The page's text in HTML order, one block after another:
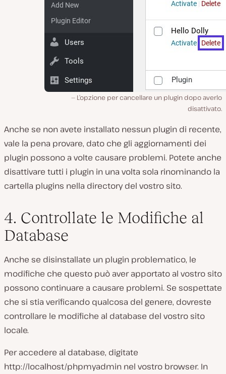
L’opzione per cancellare un plugin dopo averlo
disattivato.
Anche se non avete installato nessun plugin di recente,
vale la pena provare, dato che gli aggiornamenti dei
plugin possono a volte causare problemi. Potete anche
disattivare tutti i plugin in una volta sola rinominando la
cartella plugins nella directory del vostro sito.
4. Controllate le Modifiche al
Database
Anche se disinstallate un plugin problematico, le
modifiche che questo può aver apportato al vostro sito
possono continuare a causare problemi. Se sospettate
che si stia verificando qualcosa del genere, dovreste
controllare le modifiche al database del vostro sito
locale.
Per accedere al database, digitate
http://localhost/phpmyadmin nel vostro browser. In